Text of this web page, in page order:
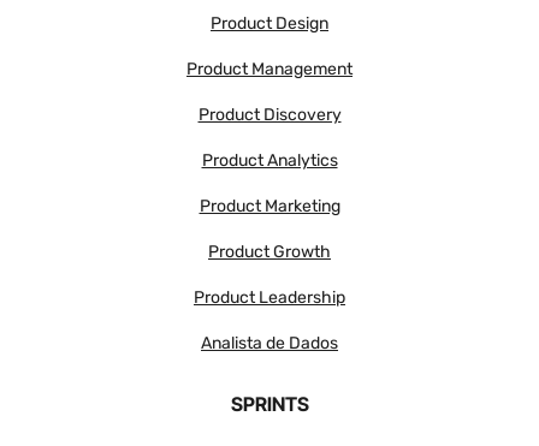
Product Design
Product Management
Product Discovery
Product Analytics
Product Marketing
Product Growth
Product Leadership
Analista de Dados
SPRINTS